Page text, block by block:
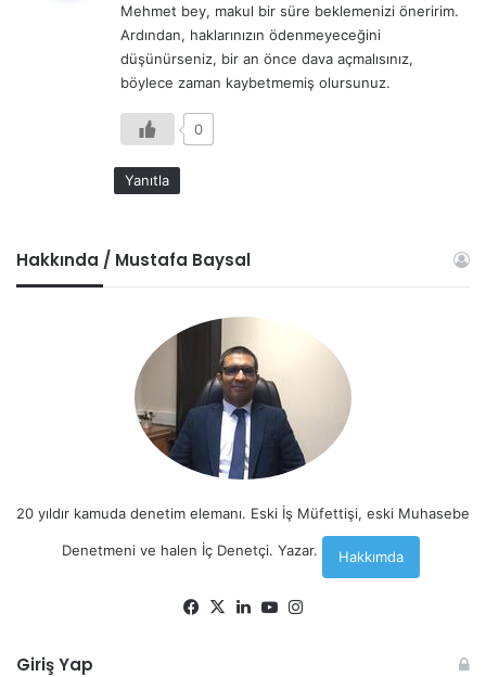
i
k
i
:
Mehmet bey, makul bir süre beklemenizi öneririm.
Ardından, haklarınızın ödenmeyeceğini
düşünürseniz, bir an önce dava açmalısınız,
böylece zaman kaybetmemiş olursunuz.
0
Yanıtla
Hakkında / Mustafa Baysal
20 yıldır kamuda denetim elemanı. Eski İş Müfettişi, eski Muhasebe
Denetmeni ve halen İç Denetçi. Yazar. Hakkımda
Facebook
X LinkedInYouTube
Giriş Yap